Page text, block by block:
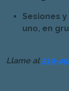
Sesiones
uno, en
Llame al 519-